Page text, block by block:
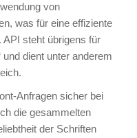
von
was für eine effiziente
API steht übrigens für
dient unter anderem
Anfragen sicher bei
die gesammelten
der Schriften